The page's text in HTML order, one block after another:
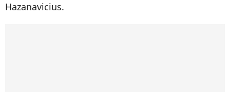
Hazanavicius.